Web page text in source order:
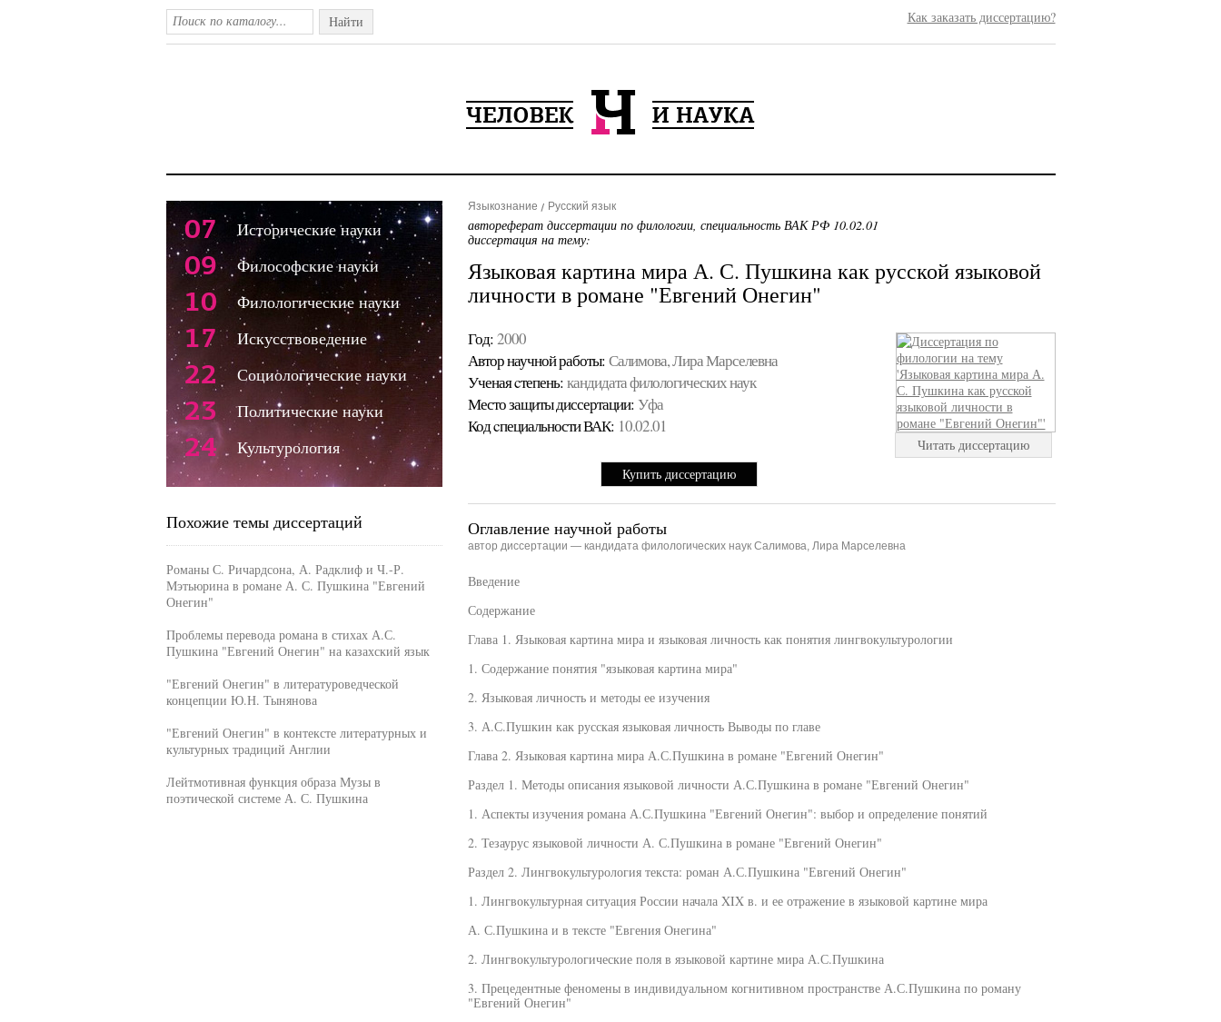
Найти Как заказать диссертацию?
Языкознание Русский язык
автореферат диссертации по филологии, специальность ВАК РФ 10.02.01
диссертация на тему:
Языковая картина мира А. С. Пушкина как русской языковой
личности в романе "Евгений Онегин"
Год: 2000
Автор научной работы: Салимова, Лира Марселевна
Ученая cтепень: кандидата филологических наук
Место защиты диссертации: Уфа
Код cпециальности ВАК: 10.02.01
Купить диссертацию
Читать диссертацию
Оглавление научной работы
автор диссертации — кандидата филологических наук Салимова, Лира Марселевна
Введение
Содержание
Глава 1. Языковая картина мира и языковая личность как понятия лингвокультурологии
1. Содержание понятия "языковая картина мира"
2. Языковая личность и методы ее изучения
3. А.С.Пушкин как русская языковая личность Выводы по главе
Глава 2. Языковая картина мира А.С.Пушкина в романе "Евгений Онегин"
Раздел 1. Методы описания языковой личности А.С.Пушкина в романе "Евгений Онегин"
1. Аспекты изучения романа А.С.Пушкина "Евгений Онегин": выбор и определение понятий
2. Тезаурус языковой личности А. С.Пушкина в романе "Евгений Онегин"
Раздел 2. Лингвокультурология текста: роман А.С.Пушкина "Евгений Онегин"
1. Лингвокультурная ситуация России начала XIX в. и ее отражение в языковой картине мира
А. С.Пушкина и в тексте "Евгения Онегина"
2. Лингвокультурологические поля в языковой картине мира А.С.Пушкина
3. Прецедентные феномены в индивидуальном когнитивном пространстве А.С.Пушкина по роману
"Евгений Онегин"
07 Исторические науки
09 Философские науки
10 Филологические науки
17 Искусствоведение
22 Социологические науки
23 Политические науки
24 Культурология
Похожие темы диссертаций
Романы С. Ричардсона, А. Радклиф и Ч.-Р.
Мэтьюрина в романе А. С. Пушкина "Евгений
Онегин"
Проблемы перевода романа в стихах А.С.
Пушкина "Евгений Онегин" на казахский язык
"Евгений Онегин" в литературоведческой
концепции Ю.Н. Тынянова
"Евгений Онегин" в контексте литературных и
культурных традиций Англии
Лейтмотивная функция образа Музы в
поэтической системе А. С. Пушкина